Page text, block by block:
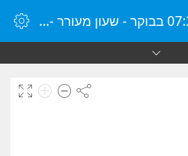
קבע השכמה 07:31 בבוקר - שעון מעורר - שעון מעורר מקוון - שעון מעורר במחשב